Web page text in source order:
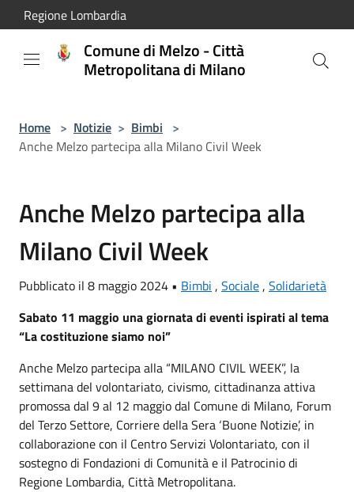
Salta al contenuto principale
Regione Lombardia
Comune di Melzo - Città
Metropolitana di Milano
Home > Notizie > Bimbi >
Anche Melzo partecipa alla Milano Civil Week
Anche Melzo partecipa alla
Milano Civil Week
Pubblicato il 8 maggio 2024 • Bimbi , Sociale, Solidarietà
Sabato 11 maggio una giornata di eventi ispirati al tema
“La costituzione siamo noi”
Anche Melzo partecipa alla “MILANO CIVIL WEEK”, la
settimana del volontariato, civismo, cittadinanza attiva
promossa dal 9 al 12 maggio dal Comune di Milano, Forum
del Terzo Settore, Corriere della Sera ‘Buone Notizie’, in
collaborazione con il Centro Servizi Volontariato, con il
sostegno di Fondazioni di Comunità e il Patrocinio di
Regione Lombardia, Città Metropolitana.